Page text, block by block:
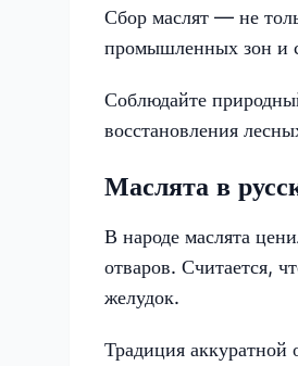
Сбор маслят — не
промышленных зон и
Соблюдайте
восстановления
Маслята в
В народе маслята
отваров. Считается,
желудок.
Традиция аккуратной